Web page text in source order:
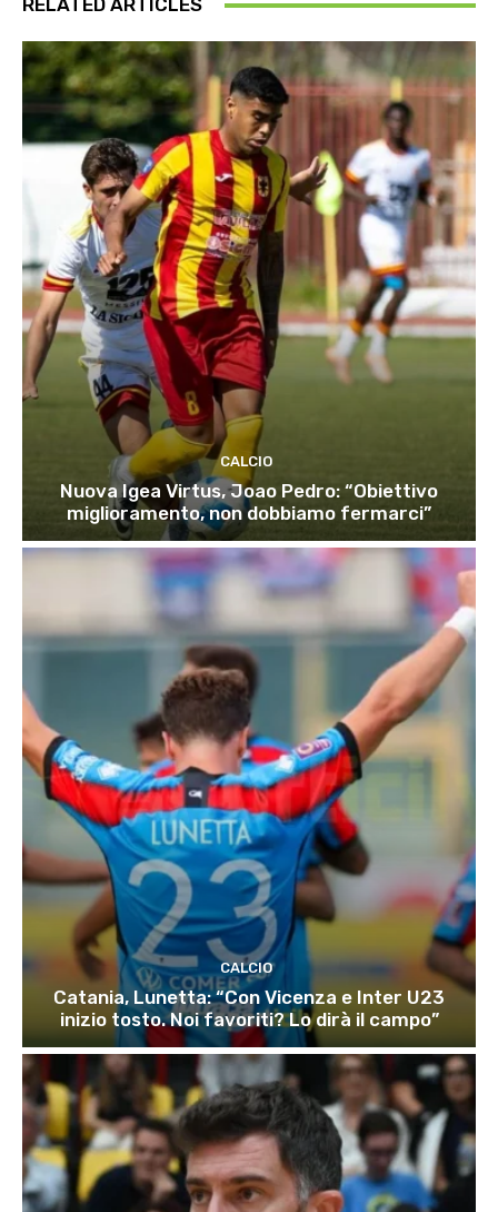
RELATED ARTICLES
CALCIO
Nuova Igea Virtus, Joao Pedro: “Obiettivo
miglioramento, non dobbiamo fermarci”
CALCIO
Catania, Lunetta: “Con Vicenza e Inter U23
inizio tosto. Noi favoriti? Lo dirà il campo”